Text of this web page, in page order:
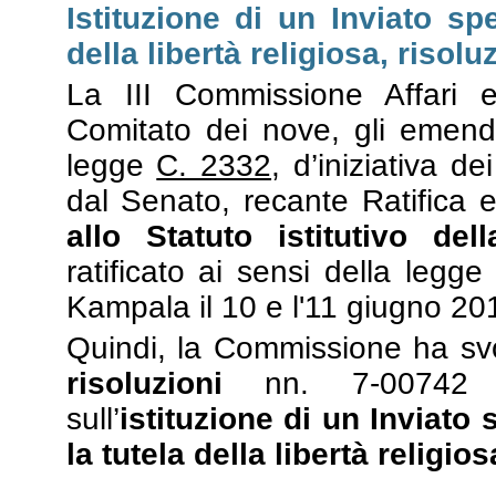
Istituzione di un Inviato
della libertà religiosa,
La III Commissione Affari
Comitato dei nove, gli
legge C. 2332, d’iniziativa
dal Senato, recante Ratifica
allo Statuto istitutivo
ratificato ai sensi della
Kampala il 10 e l'11 giugno
Quindi, la Commissione ha
risoluzioni nn. 7-00742
sull’istituzione di un Inviato
la tutela della libertà